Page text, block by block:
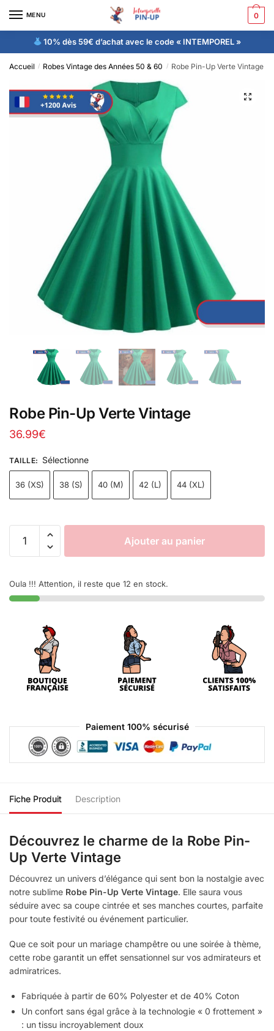
MENU 0
10% dès 59€ d’achat avec le code « INTEMPOREL »
Accueil / Robes Vintage des Années 50 & 60 / Robe Pin-Up Verte Vintage
Robe Pin-Up Verte Vintage
36.99€
TAILLE: Sélectionne
36 (XS) 38 (S) 40 (M) 42 (L) 44 (XL)
Ajouter au panier
Oula !!! Attention, il reste que 12 en stock.
Paiement 100% sécurisé
Fiche Produit Description
Découvrez le charme de la Robe Pin-
Up Verte Vintage
Découvrez un univers d’élégance qui sent bon la nostalgie avec
notre sublime Robe Pin-Up Verte Vintage. Elle saura vous
séduire avec sa coupe cintrée et ses manches courtes, parfaite
pour toute festivité ou événement particulier.
Que ce soit pour un mariage champêtre ou une soirée à thème,
cette robe garantit un effet sensationnel sur vos admirateurs et
admiratrices.
Fabriquée à partir de 60% Polyester et de 40% Coton
Un confort sans égal grâce à la technologie « 0 frottement »
: un tissu incroyablement doux